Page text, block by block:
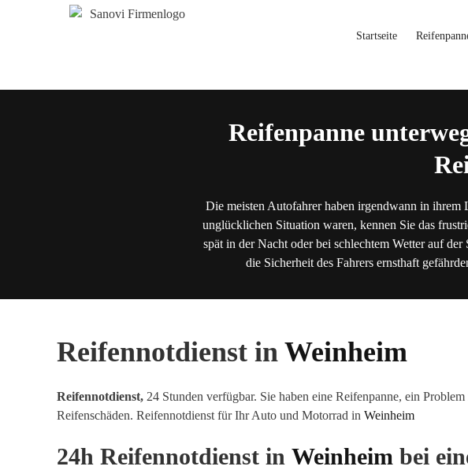
Startseite
Reifenpanne
Die meisten Autofahrer haben irgendwann in ihrem
unglücklichen Situation waren, kennen Sie das
spät in der Nacht oder bei schlechtem Wetter auf
die Sicherheit des Fahrers ernsthaft
Reifennotdienst in Weinheim
Reifennotdienst, 24 Stunden verfügbar. Sie haben eine Reifenpanne, ein
Reifenschäden. Reifennotdienst für Ihr Auto und Motorrad in Weinheim
24h Reifennotdienst in Weinheim bei